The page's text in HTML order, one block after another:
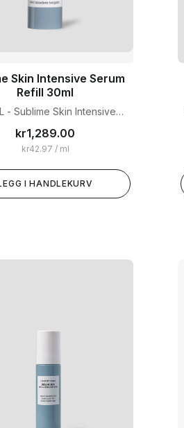
Skin Intensive Serum
Refill 30ml
- Sublime Skin Intensive
anti-aldring som
cellulær aldring og bevarer
med mindre synlige rynker
ungdommelig utseende.
kr1,289.00
kr42.97 / ml
I HANDLEKURV